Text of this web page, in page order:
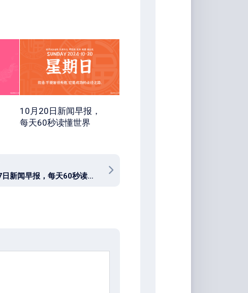
10月20日新闻早报，
每天60秒读懂世界
12月7日新闻早报，每天60秒读懂世界